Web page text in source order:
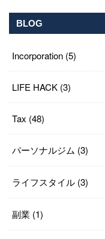
BLOG
Incorporation (5)
LIFE HACK (3)
Tax (48)
パーソナルジム (3)
ライフスタイル (3)
副業 (1)